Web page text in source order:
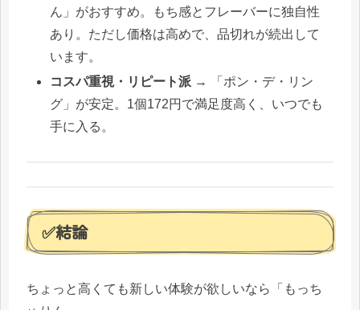
ん」がおすすめ。もち感とフレーバーに独自性
あり。ただし価格は高めで、品切れが続出して
います。
コスパ重視・リピート派 → 「ポン・デ・リン
グ」が安定。1個172円で満足度高く、いつでも
手に入る。
✅結論
ちょっと高くても新しい体験が欲しいなら「もっち